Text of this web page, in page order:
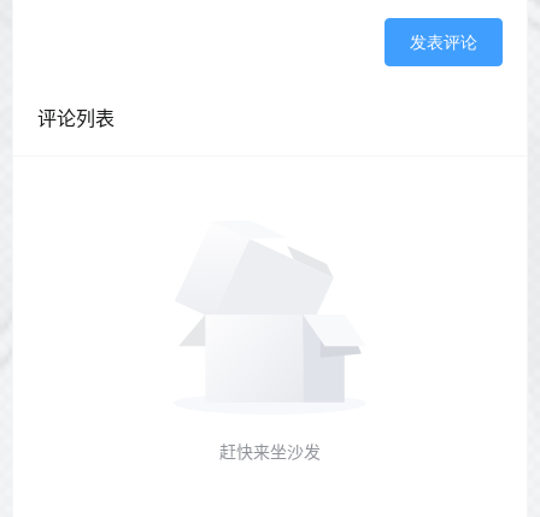
发表评论
评论列表
赶快来坐沙发